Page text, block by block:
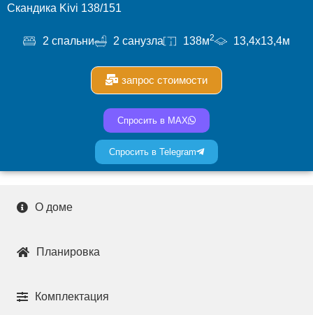
Скандика Kivi 138/151
2 спальни 2 санузла 138м2 13,4x13,4м
запрос стоимости
Спросить в MAX
Спросить в Telegram
О доме
Планировка
Комплектация